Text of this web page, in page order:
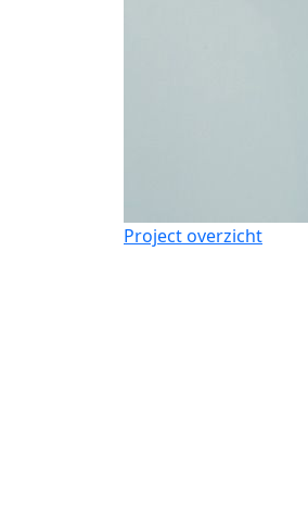
Project overzicht